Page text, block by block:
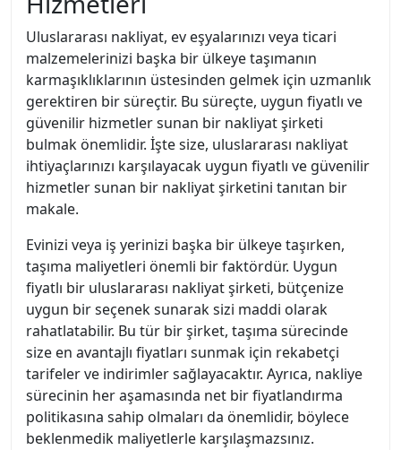
Uluslararası nakliyat, ev eşyalarınızı veya ticari
malzemelerinizi başka bir ülkeye taşımanın
karmaşıklıklarının üstesinden gelmek için uzmanlık
gerektiren bir süreçtir. Bu süreçte, uygun fiyatlı ve
güvenilir hizmetler sunan bir nakliyat şirketi
bulmak önemlidir. İşte size, uluslararası nakliyat
ihtiyaçlarınızı karşılayacak uygun fiyatlı ve güvenilir
hizmetler sunan bir nakliyat şirketini tanıtan bir
makale.
Evinizi veya iş yerinizi başka bir ülkeye taşırken,
taşıma maliyetleri önemli bir faktördür. Uygun
fiyatlı bir uluslararası nakliyat şirketi, bütçenize
uygun bir seçenek sunarak sizi maddi olarak
rahatlatabilir. Bu tür bir şirket, taşıma sürecinde
size en avantajlı fiyatları sunmak için rekabetçi
tarifeler ve indirimler sağlayacaktır. Ayrıca, nakliye
sürecinin her aşamasında net bir fiyatlandırma
politikasına sahip olmaları da önemlidir, böylece
beklenmedik maliyetlerle karşılaşmazsınız.